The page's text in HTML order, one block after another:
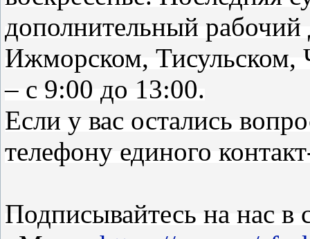
дополнительный
Ижморском, Тисульском,
– с 9:00 до 13:00.
Если у вас остались
телефону единого
Подписывайтесь на нас в